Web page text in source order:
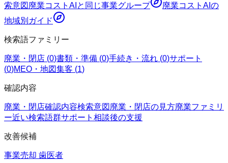
索意図 廃業コストAI と同じ事業グループ 廃業コストAI の
地域別ガイド
検索語ファミリー
廃業・閉店 (0)書類・準備 (0)手続き・流れ (0)サポート
(0)MEO・地図集客 (1)
確認内容
廃業・閉店確認内容検索意図 廃業・閉店の見方廃業ファミリ
ー近い検索語群サポート 相談後の支援
改善候補
事業売却 歯医者